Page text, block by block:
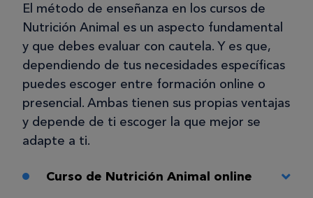
El método de enseñanza en los cursos de
Nutrición Animal es un aspecto fundamental
y que debes evaluar con cautela. Y es que,
dependiendo de tus necesidades específicas
puedes escoger entre formación online o
presencial. Ambas tienen sus propias ventajas
y depende de ti escoger la que mejor se
adapte a ti.
Curso de Nutrición Animal online